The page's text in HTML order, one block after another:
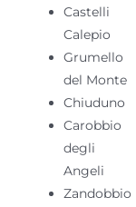
Castelli
Calepio
Grumello
del Monte
Chiuduno
Carobbio
degli
Angeli
Zandobbio